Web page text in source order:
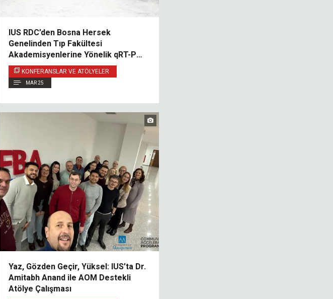
IUS RDC’den Bosna Hersek
Genelinden Tıp Fakültesi
Akademisyenlerine Yönelik qRT-PCR
Atölyesi
KONFERANSLAR VE ATÖLYELER
MAR 25
Yaz, Gözden Geçir, Yüksel: IUS’ta Dr.
Amitabh Anand ile AOM Destekli
Atölye Çalışması